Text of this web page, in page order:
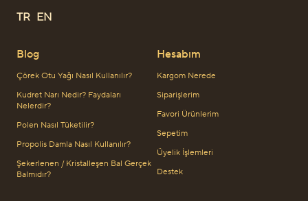
TR EN
Blog
Çörek Otu Yağı Nasıl Kullanılır?
Kudret Narı Nedir? Faydaları
Nelerdir?
Polen Nasıl Tüketilir?
Propolis Damla Nasıl Kullanılır?
Şekerlenen / Kristalleşen Bal Gerçek
Balmıdır?
Hesabım
Kargom Nerede
Siparişlerim
Favori Ürünlerim
Sepetim
Üyelik İşlemleri
Destek